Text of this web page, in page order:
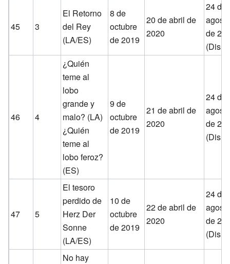
45 3
El Retorno
del Rey
(LA/ES)
8 de
octubre
de 2019
20 de abril de
2020
24 de
de
46 4
¿Quién
teme al
lobo
grande y
malo? (LA)
¿Quién
teme al
lobo feroz?
(ES)
9 de
octubre
de 2019
21 de abril de
2020
24 de
de
47 5
El tesoro
perdido de
Herz Der
Sonne
(LA/ES)
10 de
octubre
de 2019
22 de abril de
2020
24 de
de
No hay